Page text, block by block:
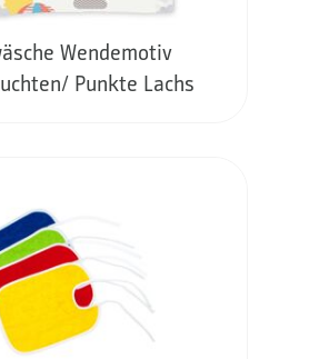
Wendemotiv
Punkte Lachs